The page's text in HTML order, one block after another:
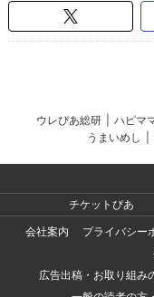
ウレぴあ総研 ハピマ
うまいめし
チケットぴあ
会社案内
プライバシー
広告出稿・お取り組み